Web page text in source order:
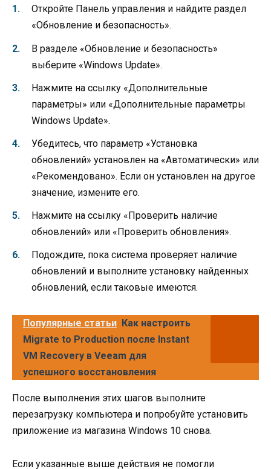
Откройте Панель управления и найдите раздел
«Обновление и безопасность».
В разделе «Обновление и безопасность»
выберите «Windows Update».
Нажмите на ссылку «Дополнительные
параметры» или «Дополнительные параметры
Windows Update».
Убедитесь, что параметр «Установка
обновлений» установлен на «Автоматически» или
«Рекомендовано». Если он установлен на другое
значение, измените его.
Нажмите на ссылку «Проверить наличие
обновлений» или «Проверить обновления».
Подождите, пока система проверяет наличие
обновлений и выполните установку найденных
обновлений, если таковые имеются.
Популярные статьи Как настроить
Migrate to Production после Instant
VM Recovery в Veeam для
успешного восстановления
После выполнения этих шагов выполните
перезагрузку компьютера и попробуйте установить
приложение из магазина Windows 10 снова.
Если указанные выше действия не помогли